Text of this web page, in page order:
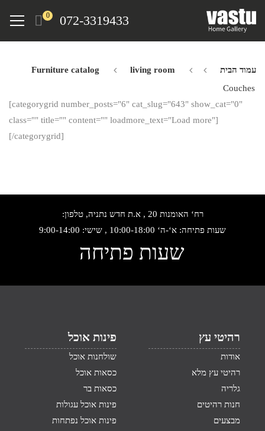
072-3319433
0
Menu
עמוד הבית Furniture catalog
living room
Couches
[categorygrid number_posts="6" cat_slug="643" show_cat="0"
class="" title="" content="" loadmore_text="Load more"]
[/categorygrid]
רח‘ האומנות 20 , א.ת חדש נתניה, טלפון:
שעות פתיחה: א‘-ה‘ 10:00-18:00 , שישי: 9:00-14:00
שעות פתיחה
רהיטי עץ
אודות
רהיטי עץ מלא
גלריה
חנות רהיטים
מבצעים
פינות אוכל
שולחנות אוכל
כסאות אוכל
כסאות בר
פינות אוכל עגולות
פינות אוכל נפתחות